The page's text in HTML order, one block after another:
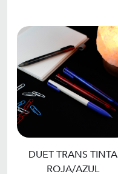
DUET TRANS TINTA
ROJA/AZUL